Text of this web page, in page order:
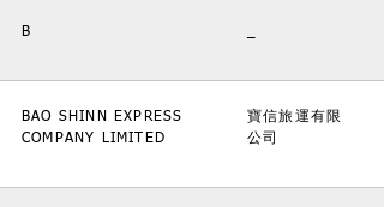
B
BAO SHINN EXPRESS
COMPANY LIMITED
寶信旅運有限
公司